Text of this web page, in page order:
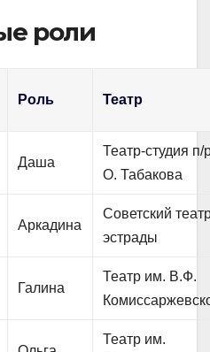
роли
Роль Театр
Даша
Театр-студия п/
О. Табакова
Аркадина
Советский
эстрады
Галина
Театр им. В.Ф.
Театр им.